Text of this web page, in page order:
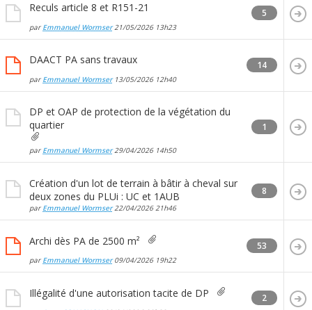
Reculs article 8 et R151-21
par Emmanuel Wormser21/05/2026 13h23
5
DAACT PA sans travaux
par Emmanuel Wormser13/05/2026 12h40
14
DP et OAP de protection de la végétation du
quartier
par Emmanuel Wormser29/04/2026 14h50
1
Création d'un lot de terrain à bâtir à cheval sur
deux zones du PLUi : UC et 1AUB
par Emmanuel Wormser22/04/202621h46
8
Archi dès PA de 2500 m²
par Emmanuel Wormser09/04/2026 19h22
53
Illégalité d'une autorisation tacite de DP 2